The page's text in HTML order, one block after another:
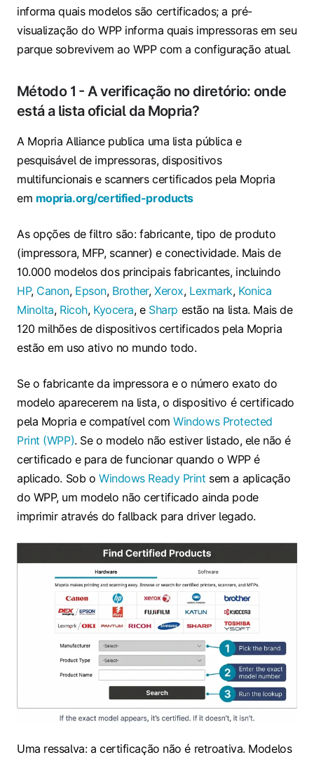
informa quais modelos são certificados; a pré-
visualização do WPP informa quais impressoras em seu
parque sobrevivem ao WPP com a configuração atual.
Método 1 - A verificação no diretório: onde
está a lista oficial da Mopria?
A Mopria Alliance publica uma lista pública e
pesquisável de impressoras, dispositivos
multifuncionais e scanners certificados pela Mopria
em mopria.org/certified-products
As opções de filtro são: fabricante, tipo de produto
(impressora, MFP, scanner) e conectividade. Mais de
10.000 modelos dos principais fabricantes, incluindo
HP, Canon, Epson, Brother,Xerox, Lexmark, Konica
Minolta, Ricoh, Kyocera, e Sharp estão na lista. Mais de
120 milhões de dispositivos certificados pela Mopria
estão em uso ativo no mundo todo.
Se o fabricante da impressora e o número exato do
modelo aparecerem na lista, o dispositivo é certificado
pela Mopria e compatível comWindows Protected
Print (WPP). Se o modelo não estiver listado, ele não é
certificado e para de funcionar quando o WPP é
aplicado. Sob o Windows Ready Print sem a aplicação
do WPP, um modelo não certificado ainda pode
imprimir através do fallback para driver legado.
Uma ressalva: a certificação não é retroativa. Modelos